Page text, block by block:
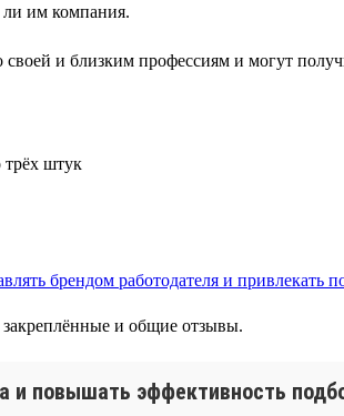
ли им компания.
своей и близким профессиям и могут
трёх штук
закреплённые и общие отзывы.
и повышать эффективность